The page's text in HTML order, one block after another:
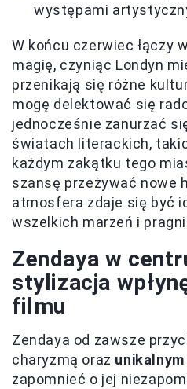
występami
W końcu czerwiec łączy
magię, czyniąc Londyn
przenikają się różne
mogę delektować się
jednocześnie zanurzać
światach literackich,
każdym zakątku tego
szansę przeżywać nowe
atmosfera zdaje się być
wszelkich marzeń i
Zendaya w
stylizacja
filmu
Zendaya od zawsze
charyzmą oraz
zapomnieć o jej